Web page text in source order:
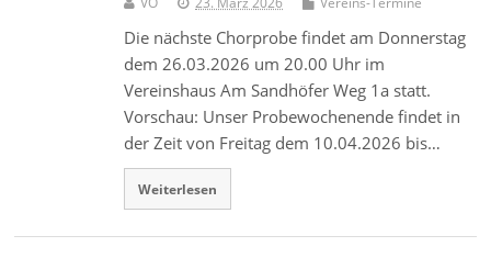
Die nächste Chorprobe findet am Donnerstag
dem 26.03.2026 um 20.00 Uhr im
Vereinshaus Am Sandhöfer Weg 1a statt.
Vorschau: Unser Probewochenende findet in
der Zeit von Freitag dem 10.04.2026 bis…
Weiterlesen